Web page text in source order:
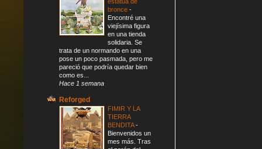
bronce -
Encontré una
viejísima figura
en una tienda
solidaria. Se
trata de un normando en una
pose un poco pasmada, pero me
pareció que podría quedar bien
como es...
Hace 1 semana
Reforged
FIMIR Y LA
TIERRA
BENDITA-
Bienvenidos un
mes más. Tras